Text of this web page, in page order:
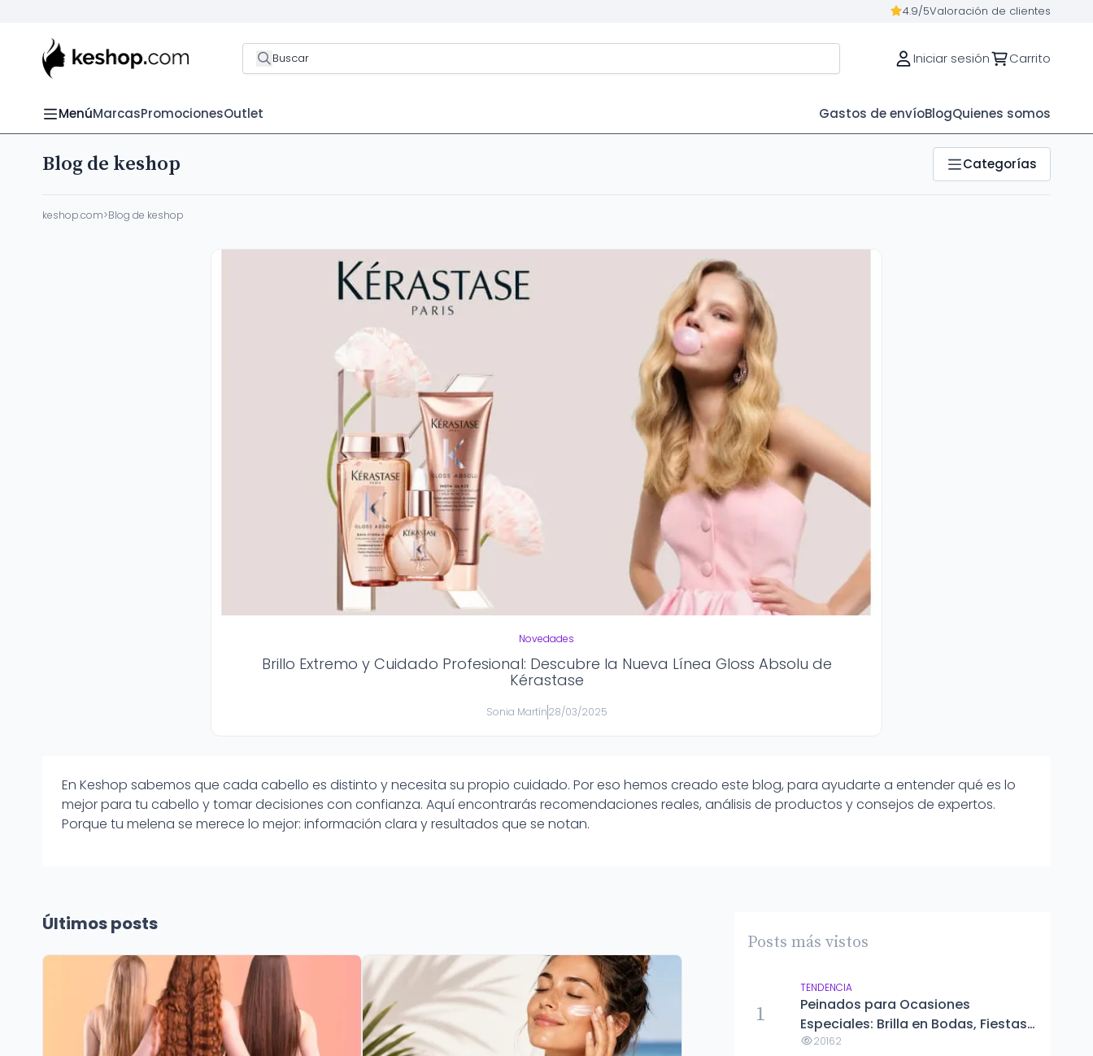
4.9/5Valoración de clientes
Buscar Iniciar sesión Carrito
MenúMarcasPromocionesOutlet Gastos de envíoBlogQuienes somos
Blog de keshop Categorías
keshop.com>Blog de keshop
Novedades
Brillo Extremo y Cuidado Profesional: Descubre la Nueva Línea Gloss Absolu de
Kérastase
Sonia Martín28/03/2025
En Keshop sabemos que cada cabello es distinto y necesita su propio cuidado. Por eso hemos creado este blog, para ayudarte a entender qué es lo
mejor para tu cabello y tomar decisiones con confianza. Aquí encontrarás recomendaciones reales, análisis de productos y consejos de expertos.
Porque tu melena se merece lo mejor: información clara y resultados que se notan.
Últimos posts
Posts más vistos
1
TENDENCIA
Peinados para Ocasiones
Especiales: Brilla en Bodas, Fiestas y
Eventos Formales
20162